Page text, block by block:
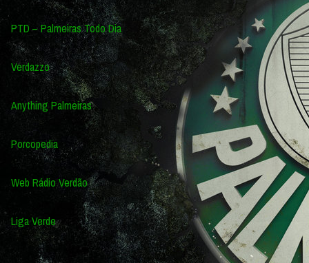
PTD – Palmeiras Todo Dia
Verdazzo
Anything Palmeiras
Porcopedia
Web Rádio Verdão
Liga Verde